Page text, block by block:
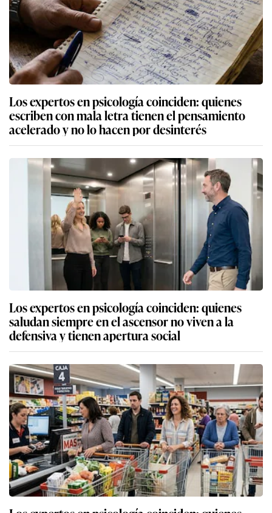
Los expertos en psicología coinciden: quienes
escriben con mala letra tienen el pensamiento
acelerado y no lo hacen por desinterés
Los expertos en psicología coinciden: quienes
saludan siempre en el ascensor no viven a la
defensiva y tienen apertura social